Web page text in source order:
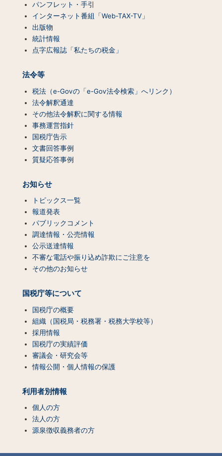
パンフレット・手引
インターネット番組「Web-TAX-TV」
出版物
統計情報
点字広報誌「私たちの税金」
法令等
税法（e-Govの「e-Gov法令検索」へリンク）
法令解釈通達
その他法令解釈に関する情報
事務運営指針
国税庁告示
文書回答事例
質疑応答事例
お知らせ
トピックス一覧
報道発表
パブリックコメント
調達情報・公売情報
公示送達情報
不審な電話や振り込め詐欺にご注意を
その他のお知らせ
国税庁等について
国税庁の概要
組織（国税局・税務署・税務大学校等）
採用情報
国税庁の実績評価
審議会・研究会等
情報公開・個人情報の保護
利用者別情報
個人の方
法人の方
源泉徴収義務者の方